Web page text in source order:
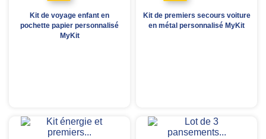
Kit de voyage enfant en
pochette papier personnalisé
MyKit
Kit de premiers secours voiture
en métal personnalisé MyKit